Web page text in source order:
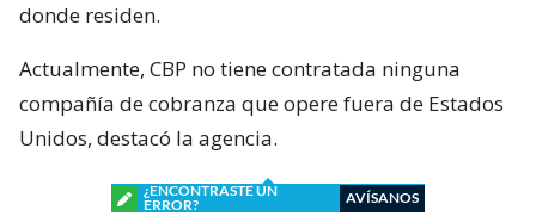
donde residen.
Actualmente, CBP no tiene contratada ninguna
compañía de cobranza que opere fuera de Estados
Unidos, destacó la agencia.
¿ENCONTRASTE UN
ERROR?
AVÍSANOS